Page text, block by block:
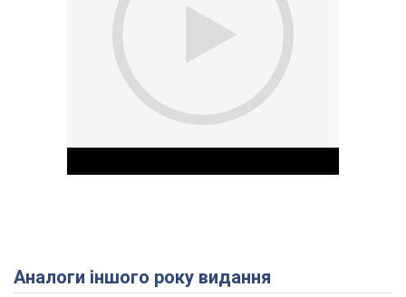
Play Video
Аналоги іншого року видання